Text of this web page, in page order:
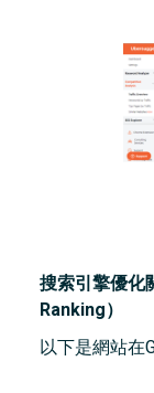
搜索引擎優化
Ranking）
以下是網站在